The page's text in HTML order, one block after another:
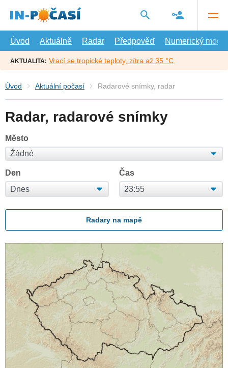
hlavní
Úvod
Aktuálně Radar Předpověď Numerický model
AKTUALITA: Vrací se tropické teploty, zítra až 35 °C
Úvod Aktuální počasí Radarové snímky, radar
Radar, radarové snímky
Město
Den Čas
Radary na mapě